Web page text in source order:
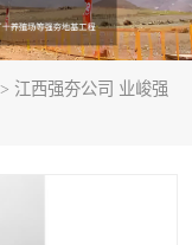
> 江西强夯公司 业峻强